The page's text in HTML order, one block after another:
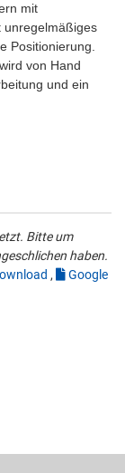
mit
unregelmäßiges
Positionierung.
von Hand
und ein
Bitte um
haben.
,
Google